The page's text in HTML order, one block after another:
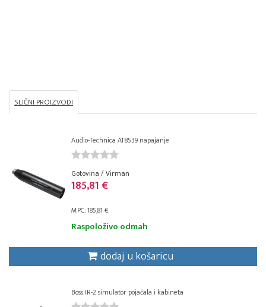
SLIČNI PROIZVODI
Audio-Technica AT8539 napajanje
Gotovina / Virman
185,81 €
MPC: 185,81 €
Raspoloživo odmah
dodaj u košaricu
Boss IR-2 simulator pojačala i kabineta